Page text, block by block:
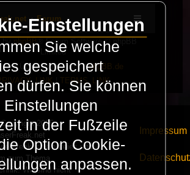
Forum
phpBB
® Forum Software © phpBB
Limited
Übersetzung durchphpBB.de
| TERMS_LINK
2025 -
ist ein freies und
zum Thema
Wir sind nicht
Impressum
Einstellungen
Sie welche
gespeichert
dürfen. Sie können
Einstellungen
in der Fußzeile
Option Cookie-
anpassen.